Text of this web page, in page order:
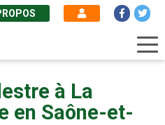
à La
en Saône-et-